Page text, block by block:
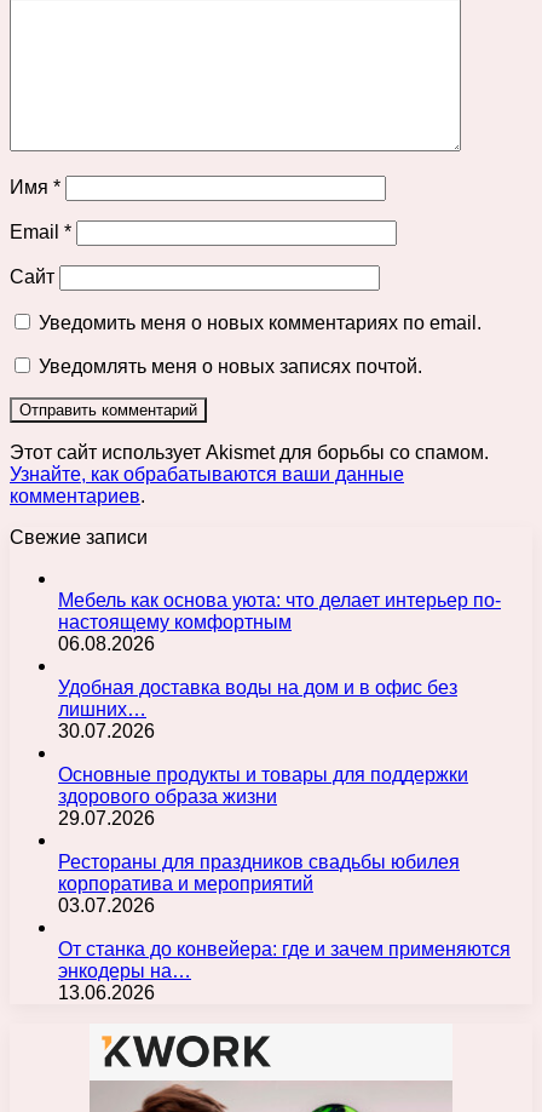
Имя *
Email *
Сайт
Уведомить меня о новых комментариях по email.
Уведомлять меня о новых записях почтой.
Этот сайт использует Akismet для борьбы со спамом.
Узнайте, как обрабатываются ваши данные
комментариев.
Свежие записи
Мебель как основа уюта: что делает интерьер по-
настоящему комфортным
06.08.2026
Удобная доставка воды на дом и в офис без
лишних…
30.07.2026
Основные продукты и товары для поддержки
здорового образа жизни
29.07.2026
Рестораны для праздников свадьбы юбилея
корпоратива и мероприятий
03.07.2026
От станка до конвейера: где и зачем применяются
энкодеры на…
13.06.2026